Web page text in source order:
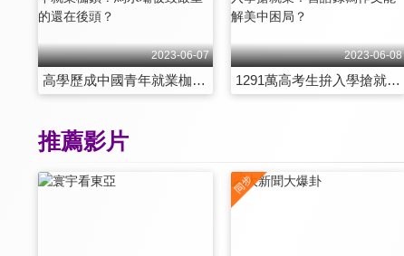
2023-06-07
高學歷成中國青年就業枷鎖？烏水壩被毀嚴重的還在後頭？
2023-06-08
1291萬高考生拚入學搶就業！習語錄寫作文能解美中困局？
推薦影片